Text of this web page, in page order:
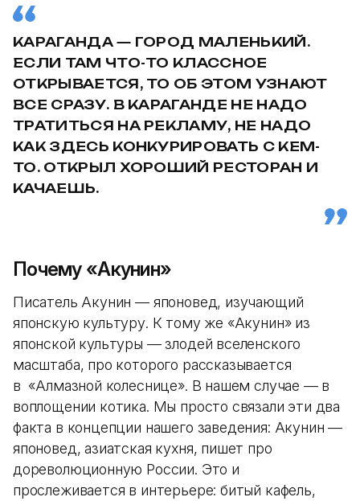
КАРАГАНДА — ГОРОД МАЛЕНЬКИЙ.
ЕСЛИ ТАМ ЧТО-ТО КЛАССНОЕ
ОТКРЫВАЕТСЯ, ТО ОБ ЭТОМ УЗНАЮТ
ВСЕ СРАЗУ. В КАРАГАНДЕ НЕ НАДО
ТРАТИТЬСЯ НА РЕКЛАМУ, НЕ НАДО
КАК ЗДЕСЬ КОНКУРИРОВАТЬ С КЕМ-
ТО. ОТКРЫЛ ХОРОШИЙ РЕСТОРАН И
КАЧАЕШЬ.
Почему «Акунин»
Писатель Акунин — японовед, изучающий
японскую культуру. К тому же «Акунин» из
японской культуры — злодей вселенского
масштаба, про которого рассказывается
в «Алмазной колеснице». В нашем случае — в
воплощении котика. Мы просто связали эти два
факта в концепции нашего заведения: Акунин —
японовед, азиатская кухня, пишет про
дореволюционную России. Это и
прослеживается в интерьере: битый кафель,